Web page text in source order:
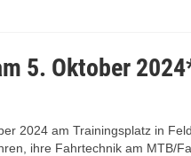
5. Oktober
2024 am Trainingsplatz in
ihre Fahrtechnik am MTB/